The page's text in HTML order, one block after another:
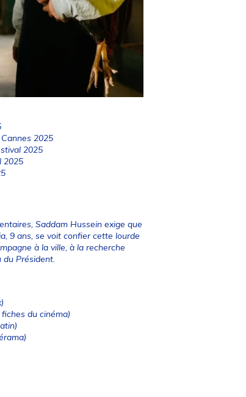
2025
2025
2025
Saddam Hussein exige que
9 ans, se voit confier cette lourde
à la ville, à la recherche
du Président.
du cinéma)